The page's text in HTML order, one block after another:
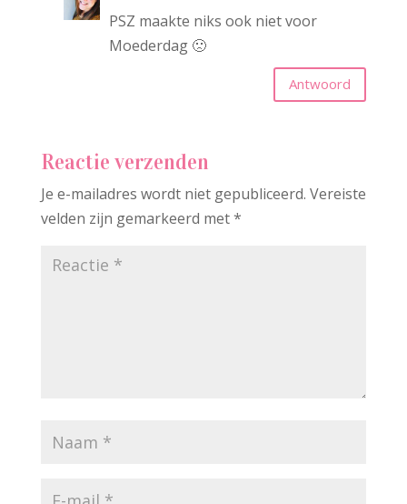
PSZ maakte niks ook niet voor
Moederdag 🙁
Antwoord
Reactie verzenden
Je e-mailadres wordt niet gepubliceerd. Vereiste
velden zijn gemarkeerd met*